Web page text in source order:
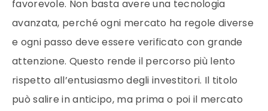
favorevole. Non basta avere una tecnologia
avanzata, perché ogni mercato ha regole diverse
e ogni passo deve essere verificato con grande
attenzione. Questo rende il percorso più lento
rispetto all’entusiasmo degli investitori. Il titolo
può salire in anticipo, ma prima o poi il mercato